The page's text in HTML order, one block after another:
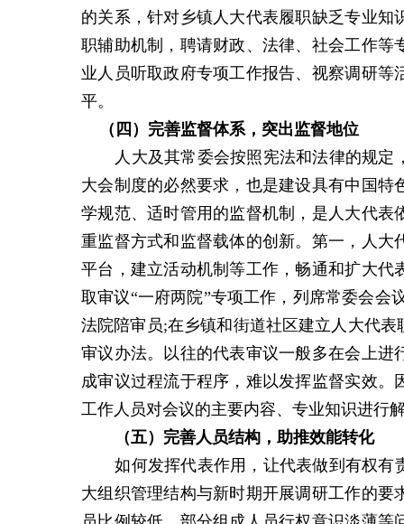
的关系，针对乡镇人大代表履职缺乏专业
职辅助机制，聘请财政、法律、社会工作
业人员听取政府专项工作报告、视察调研
平。
（ 四 ） 完善监督体系，突出监督地位
人大及其常委会按照宪法和法律的规
大会制度的必然要求，也是建设具有中国
学规范、适时管用的监督机制，是人大代
重监督方式和监督载体的创新。第一，人
平台，建立活动机制等工作，畅通和扩大
取审议“一府两院”专项工作，列席常委会会
法院陪审员;在乡镇和街道社区建立人大代
审议办法。以往的代表审议一般多在会上
成审议过程流于程序，难以发挥监督实效
工作人员对会议的主要内容、专业知识进行
（五）完善人员结构，助推效能转化
如何发挥代表作用，让代表做到有权
大组织管理结构与新时期开展调研工作的